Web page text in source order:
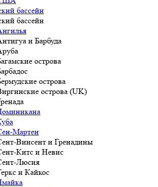
бассейн
бассейн
и Барбуда
острова
острова
острова (UK)
Мартен
Винсент и Гренадины
Китс и Невис
Люсия
и Кайкос